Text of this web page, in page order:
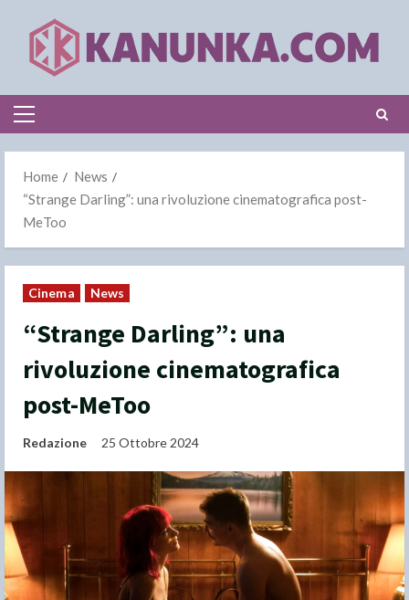
content
Primary
Home
News
“Strange Darling”: una rivoluzione cinematografica post-
MeToo
Cinema News
“Strange Darling”: una
rivoluzione cinematografica
post-MeToo
Redazione 25 Ottobre 2024